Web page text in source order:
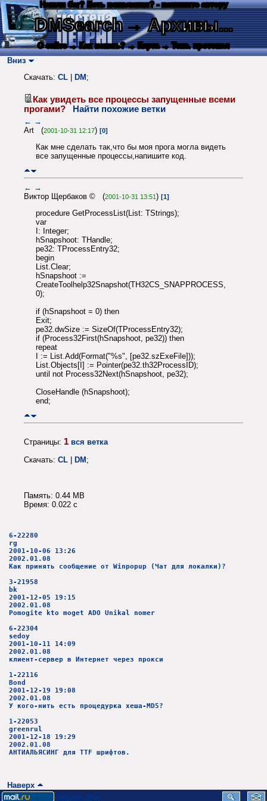
Нашли баг? Есть пожелания? - напишите автору
DMSearch→ Архивы...
О сайте → Как искать? → Карта → Текс. протокол
Вниз
Скачать: CL DM ;
Как увидеть все процессы запущенные всеми
прогами?
Найти похожие ветки
← →
Art (2001-10-31 12:17) [0]
Как мне сделать так,что бы моя прога могла видеть
все запущенные процессы,напишите код.
← →
Виктор Щербаков © (2001-10-31 13:51) [1]
procedure GetProcessList(List: TStrings);
var
I: Integer;
hSnapshoot: THandle;
pe32: TProcessEntry32;
begin
List.Clear;
hSnapshoot :=
CreateToolhelp32Snapshot(TH32CS_SNAPPROCESS,
0);
if (hSnapshoot = 0) then
Exit;
pe32.dwSize := SizeOf(TProcessEntry32);
if (Process32First(hSnapshoot, pe32)) then
repeat
I := List.Add(Format("%s", [pe32.szExeFile]));
List.Objects[I] := Pointer(pe32.th32ProcessID);
until not Process32Next(hSnapshoot, pe32);
CloseHandle (hSnapshoot);
end;
Страницы: 1 вся ветка
Скачать: CL DM ;
Память: 0.44 MB
Время: 0.022 c
6-22280
rg
2001-10-06 13:26
2002.01.08
Как принять сообщение от Winpopup (Чат для локалки)?
3-21958
bk
2001-12-05 19:15
2002.01.08
Pomogite kto moget ADO Unikal nomer
6-22304
sedoy
2001-10-11 14:09
2002.01.08
клиент-сервер в Интернет через прокси
1-22116
Bond
2001-12-19 19:08
2002.01.08
У кого-нить есть процедурка хеша-MD5?
1-22053
greenrul
2001-12-18 19:29
2002.01.08
АНТИАЛЬЯСИНГ для TTF шрифтов.
Наверх